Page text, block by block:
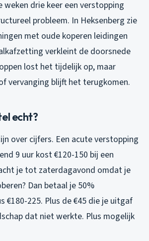
weken drie keer een verstopping
probleem. In Heksenberg zie
met oude koperen leidingen
verkleint de doorsnede
lost het tijdelijk op, maar
vervanging blijft het terugkomen.
echt?
over cijfers. Een acute verstopping
9 uur kost €120-150 bij een
je tot zaterdagavond omdat je
Dan betaal je 50%
€180-225. Plus de €45 die je uitgaf
dat niet werkte. Plus mogelijk